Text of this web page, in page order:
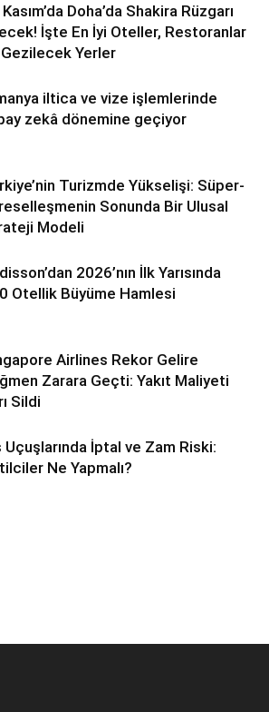
Doha’da Shakira Rüzgarı
İşte En İyi Oteller, Restoranlar
Yerler
iltica ve vize işlemlerinde
zekâ dönemine geçiyor
Turizmde Yükselişi: Süper-
Sonunda Bir Ulusal
Modeli
2026’nın İlk Yarısında
Otellik Büyüme Hamlesi
Airlines Rekor Gelire
Zarara Geçti: Yakıt Maliyeti
Sildi
Uçuşlarında İptal ve Zam Riski:
Ne Yapmalı?